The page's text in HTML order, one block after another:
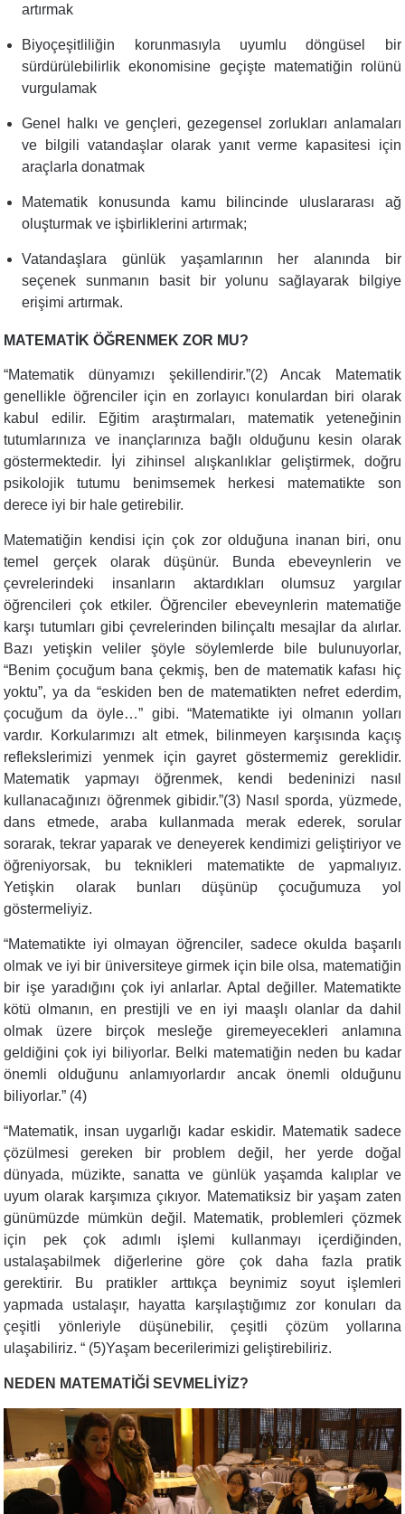
artırmak
Biyoçeşitliliğin korunmasıyla uyumlu döngüsel bir
sürdürülebilirlik ekonomisine geçişte matematiğin rolünü
vurgulamak
Genel halkı ve gençleri, gezegensel zorlukları anlamaları
ve bilgili vatandaşlar olarak yanıt verme kapasitesi için
araçlarla donatmak
Matematik konusunda kamu bilincinde uluslararası ağ
oluşturmak ve işbirliklerini artırmak;
Vatandaşlara günlük yaşamlarının her alanında bir
seçenek sunmanın basit bir yolunu sağlayarak bilgiye
erişimi artırmak.
MATEMATİK ÖĞRENMEK ZOR MU?
“Matematik dünyamızı şekillendirir.”(2) Ancak Matematik
genellikle öğrenciler için en zorlayıcı konulardan biri olarak
kabul edilir. Eğitim araştırmaları, matematik yeteneğinin
tutumlarınıza ve inançlarınıza bağlı olduğunu kesin olarak
göstermektedir. İyi zihinsel alışkanlıklar geliştirmek, doğru
psikolojik tutumu benimsemek herkesi matematikte son
derece iyi bir hale getirebilir.
Matematiğin kendisi için çok zor olduğuna inanan biri, onu
temel gerçek olarak düşünür. Bunda ebeveynlerin ve
çevrelerindeki insanların aktardıkları olumsuz yargılar
öğrencileri çok etkiler. Öğrenciler ebeveynlerin matematiğe
karşı tutumları gibi çevrelerinden bilinçaltı mesajlar da alırlar.
Bazı yetişkin veliler şöyle söylemlerde bile bulunuyorlar,
“Benim çocuğum bana çekmiş, ben de matematik kafası hiç
yoktu”, ya da “eskiden ben de matematikten nefret ederdim,
çocuğum da öyle…” gibi. “Matematikte iyi olmanın yolları
vardır. Korkularımızı alt etmek, bilinmeyen karşısında kaçış
reflekslerimizi yenmek için gayret göstermemiz gereklidir.
Matematik yapmayı öğrenmek, kendi bedeninizi nasıl
kullanacağınızı öğrenmek gibidir.”(3) Nasıl sporda, yüzmede,
dans etmede, araba kullanmada merak ederek, sorular
sorarak, tekrar yaparak ve deneyerek kendimizi geliştiriyor ve
öğreniyorsak, bu teknikleri matematikte de yapmalıyız.
Yetişkin olarak bunları düşünüp çocuğumuza yol
göstermeliyiz.
“Matematikte iyi olmayan öğrenciler, sadece okulda başarılı
olmak ve iyi bir üniversiteye girmek için bile olsa, matematiğin
bir işe yaradığını çok iyi anlarlar. Aptal değiller. Matematikte
kötü olmanın, en prestijli ve en iyi maaşlı olanlar da dahil
olmak üzere birçok mesleğe giremeyecekleri anlamına
geldiğini çok iyi biliyorlar. Belki matematiğin neden bu kadar
önemli olduğunu anlamıyorlardır ancak önemli olduğunu
biliyorlar.” (4)
“Matematik, insan uygarlığı kadar eskidir. Matematik sadece
çözülmesi gereken bir problem değil, her yerde doğal
dünyada, müzikte, sanatta ve günlük yaşamda kalıplar ve
uyum olarak karşımıza çıkıyor. Matematiksiz bir yaşam zaten
günümüzde mümkün değil. Matematik, problemleri çözmek
için pek çok adımlı işlemi kullanmayı içerdiğinden,
ustalaşabilmek diğerlerine göre çok daha fazla pratik
gerektirir. Bu pratikler arttıkça beynimiz soyut işlemleri
yapmada ustalaşır, hayatta karşılaştığımız zor konuları da
çeşitli yönleriyle düşünebilir, çeşitli çözüm yollarına
ulaşabiliriz. “ (5)Yaşam becerilerimizi geliştirebiliriz.
NEDEN MATEMATİĞİ SEVMELİYİZ?